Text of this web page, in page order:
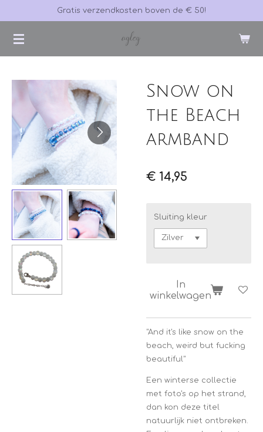
naar
Gratis verzendkosten boven de € 50!
Snow on
the Beach
armband
€ 14,95
Sluiting kleur
In
winkelwagen
"And it's like snow on the
beach, weird but fucking
beautiful"
Een winterse collectie
met foto's op het strand,
dan kon deze titel
natuurlijk niet ontbreken.